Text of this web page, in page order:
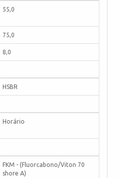
55,0
75,0
8,0
HSBR
Horário
FKM - (Fluorcabono/Viton 70
shore A)